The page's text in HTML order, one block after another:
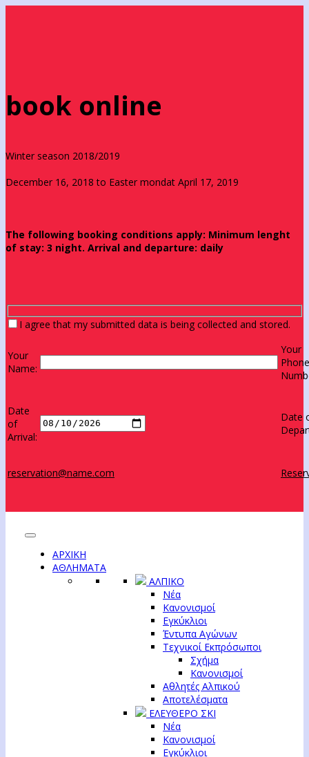
book online
Winter season 2018/2019
December 16, 2018 to Easter mondat April 17, 2019
The following booking conditions apply: Minimum lenght
of stay: 3 night. Arrival and departure: daily
I agree that my submitted data is being collected and stored.
Your
Name:
Your
Phone
Date
of
Arrival:
Date
reservation@name.com
ΑΡΧΙΚΗ
ΑΘΛΗΜΑΤΑ
ΑΛΠΙΚΟ
Νέα
Κανονισμοί
Εγκύκλιοι
Έντυπα Αγώνων
Τεχνικοί Εκπρόσωποι
Σχήμα
Κανονισμοί
Αθλητές Αλπικού
Αποτελέσματα
ΕΛΕΥΘΕΡΟ ΣΚΙ
Νέα
Κανονισμοί
Εγκύκλιοι